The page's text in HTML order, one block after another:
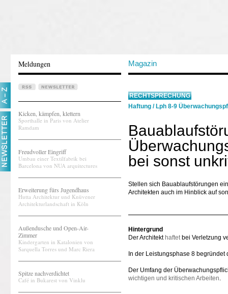
Meldungen Magazin
Kicken, kämpfen, klettern
Sporthalle in Paris von Atelier
Ramdam
Freudvoller Eingriff
Umbau einer Textilfabrik bei
Barcelona von NUA arquitectures
Erweiterung fürs Jugendhaus
Hutta Architektur und Knüvener
Architekturlandschaft in Köln
Außendusche und Open-Air-
Zimmer
Kindergarten in Katalonien von
Sarquella Torres und Marc Riera
Spitze nachverdichtet
Café in Bukarest von Vinklu
RECHTSPRECHUNG
Haftung / Lph 8-9
bei sonst
Stellen sich Bauablaufstörungen
Architekten auch im Hinblick auf
Hintergrund
Der Architekt haftetbei Verletzung
In der Leistungsphase 8
Der Umfang der
wichtigen und kritischen Arbeiten.